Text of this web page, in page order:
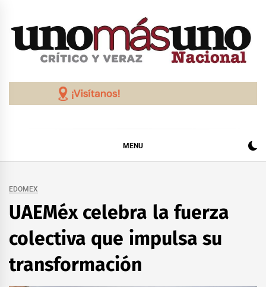
MENU
EDOMEX
UAEMéx celebra la fuerza
colectiva que impulsa su
transformación